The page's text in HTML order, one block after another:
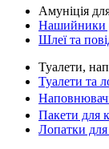
Амуніція
Нашийники
Шлеї та
Туалети,
Туалети та
Пакети для
Лопатки для